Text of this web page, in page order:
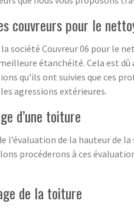
couvreurs pour le
la société Couvreur 06 pour
étanchéité. Cela est
qu'ils ont suivies que ces
agressions extérieures.
d’une toiture
de la hauteur de
procéderons à ces
de la toiture